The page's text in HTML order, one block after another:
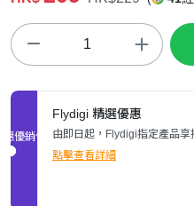
促銷優惠
Flydigi 精選優惠
由即日起，Flydigi指定產品享
點擊查看詳細